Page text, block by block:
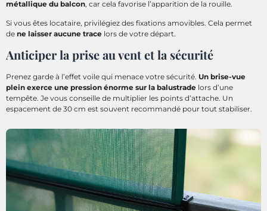
métallique du balcon, car cela favorise l’apparition de la rouille.
Si vous êtes locataire, privilégiez des fixations amovibles. Cela permet
de ne laisser aucune trace lors de votre départ.
Anticiper la prise au vent et la sécurité
Prenez garde à l’effet voile qui menace votre sécurité. Un brise-vue
plein exerce une pression énorme sur la balustrade lors d’une
tempête. Je vous conseille de multiplier les points d’attache. Un
espacement de 30 cm est souvent recommandé pour tout stabiliser.